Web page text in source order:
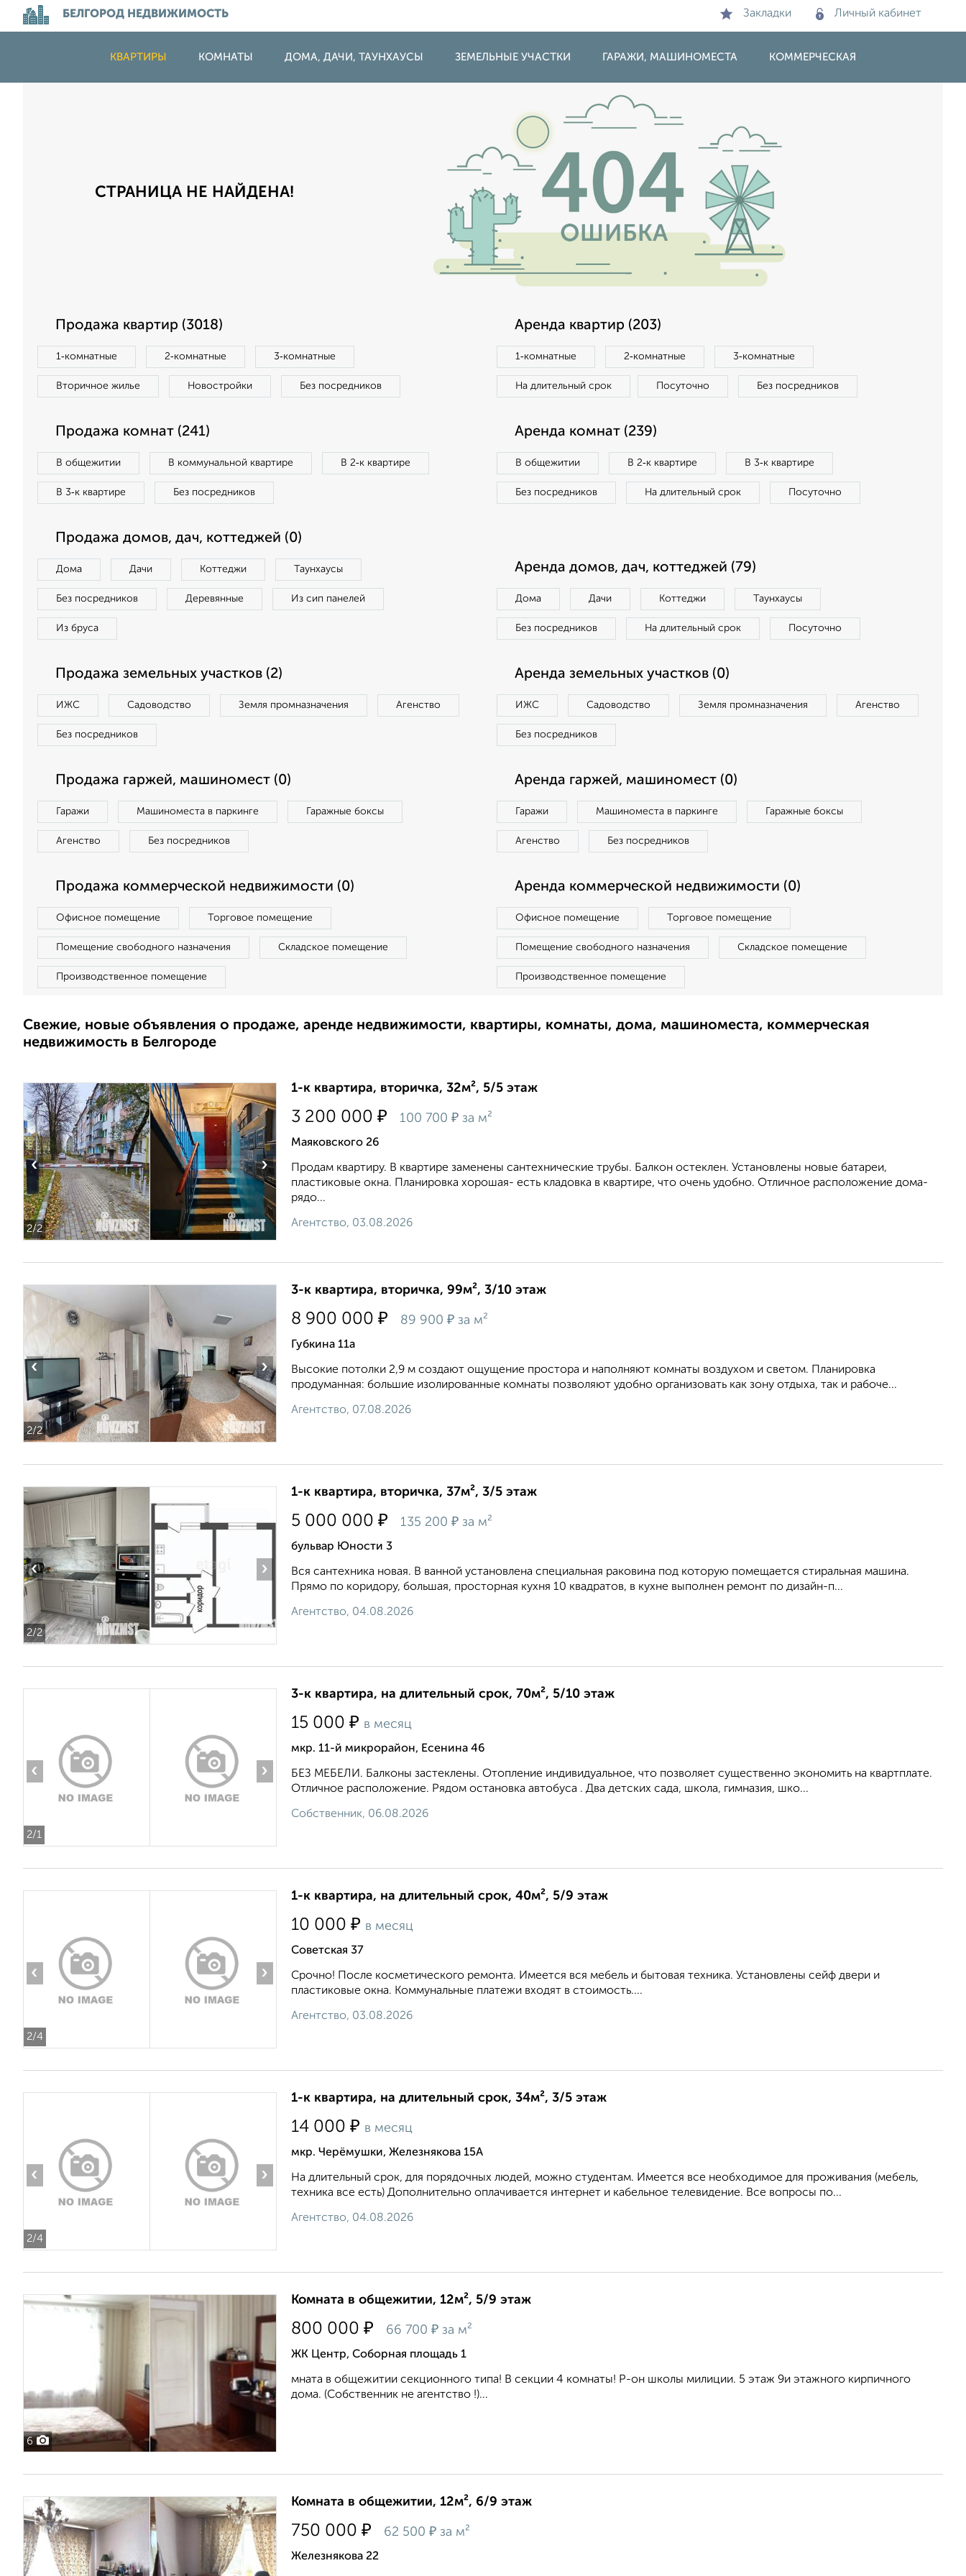
БЕЛГОРОД НЕДВИЖИМОСТЬ Закладки Личный кабинет
КВАРТИРЫ КОМНАТЫ ДОМА, ДАЧИ, ТАУНХАУСЫ ЗЕМЕЛЬНЫЕ УЧАСТКИ ГАРАЖИ, МАШИНОМЕСТА КОММЕРЧЕСКАЯ
СТРАНИЦА НЕ НАЙДЕНА!
Продажа квартир (3018)
1‑комнатные 2‑комнатные 3‑комнатные
Вторичное жилье Новостройки Без посредников
Аренда квартир (203)
1‑комнатные 2‑комнатные 3‑комнатные
На длительный срок Посуточно Без посредников
Продажа комнат (241)
В общежитии В коммунальной квартире В 2‑к квартире
В 3‑к квартире Без посредников
Аренда комнат (239)
В общежитии В 2‑к квартире В 3‑к квартире
Без посредников На длительный срок Посуточно
Продажа домов, дач, коттеджей (0)
Дома Дачи Коттеджи Таунхаусы
Без посредников Деревянные Из сип панелей
Из бруса
Аренда домов, дач, коттеджей (79)
Дома Дачи Коттеджи Таунхаусы
Без посредников На длительный срок Посуточно
Продажа земельных участков (2)
ИЖС Садоводство Земля промназначения Агенство
Без посредников
Аренда земельных участков (0)
ИЖС Садоводство Земля промназначения Агенство
Без посредников
Продажа гаржей, машиномест (0)
Гаражи Машиноместа в паркинге Гаражные боксы
Агенство Без посредников
Аренда гаржей, машиномест (0)
Гаражи Машиноместа в паркинге Гаражные боксы
Агенство Без посредников
Продажа коммерческой недвижимости (0)
Офисное помещение Торговое помещение
Помещение свободного назначения Складское помещение
Производственное помещение
Аренда коммерческой недвижимости (0)
Офисное помещение Торговое помещение
Помещение свободного назначения Складское помещение
Производственное помещение
Свежие, новые объявления о продаже, аренде недвижимости, квартиры, комнаты, дома, машиноместа, коммерческая
недвижимость в Белгороде
2/2
‹ ›
1-к квартира, вторичка, 32м², 5/5 этаж
3 200 000 ₽ 100 700 ₽ за м²
Маяковского 26
Продам квартиру. В квартире заменены сантехнические трубы. Балкон остеклен. Установлены новые батареи,
пластиковые окна. Планировка хорошая- есть кладовка в квартире, что очень удобно. Отличное расположение дома-
рядо...
Агентство, 03.08.2026
2/2
‹ ›
3-к квартира, вторичка, 99м², 3/10 этаж
8 900 000 ₽ 89 900 ₽ за м²
Губкина 11а
Высокие потолки 2,9 м создают ощущение простора и наполняют комнаты воздухом и светом. Планировка
продуманная: большие изолированные комнаты позволяют удобно организовать как зону отдыха, так и рабоче...
Агентство, 07.08.2026
2/2
‹ ›
1-к квартира, вторичка, 37м², 3/5 этаж
5 000 000 ₽ 135 200 ₽ за м²
бульвар Юности 3
Вся сантехника новая. В ванной установлена специальная раковина под которую помещается стиральная машина.
Прямо по коридору, большая, просторная кухня 10 квадратов, в кухне выполнен ремонт по дизайн-п...
Агентство, 04.08.2026
2/1
‹ ›
3-к квартира, на длительный срок, 70м², 5/10 этаж
15 000 ₽ в месяц
мкр. 11-й микрорайон, Есенина 46
БЕЗ МЕБЕЛИ. Балконы застеклены. Отопление индивидуальное, что позволяет существенно экономить на квартплате.
Отличное расположение. Рядом остановка автобуса . Два детских сада, школа, гимназия, шко...
Собственник, 06.08.2026
2/4
‹ ›
1-к квартира, на длительный срок, 40м², 5/9 этаж
10 000 ₽ в месяц
Советская 37
Срочно! После косметического ремонта. Имеется вся мебель и бытовая техника. Установлены сейф двери и
пластиковые окна. Коммунальные платежи входят в стоимость....
Агентство, 03.08.2026
2/4
‹ ›
1-к квартира, на длительный срок, 34м², 3/5 этаж
14 000 ₽ в месяц
мкр. Черёмушки, Железнякова 15А
На длительный срок, для порядочных людей, можно студентам. Имеется все необходимое для проживания (мебель,
техника все есть) Дополнительно оплачивается интернет и кабельное телевидение. Все вопросы по...
Агентство, 04.08.2026
6
Комната в общежитии, 12м², 5/9 этаж
800 000 ₽ 66 700 ₽ за м²
ЖК Центр, Соборная площадь 1
мната в общежитии секционного типа! В секции 4 комнаты! Р-он школы милиции. 5 этаж 9и этажного кирпичного
дома. (Собственник не агентство !)...
Комната в общежитии, 12м², 6/9 этаж
750 000 ₽ 62 500 ₽ за м²
Железнякова 22